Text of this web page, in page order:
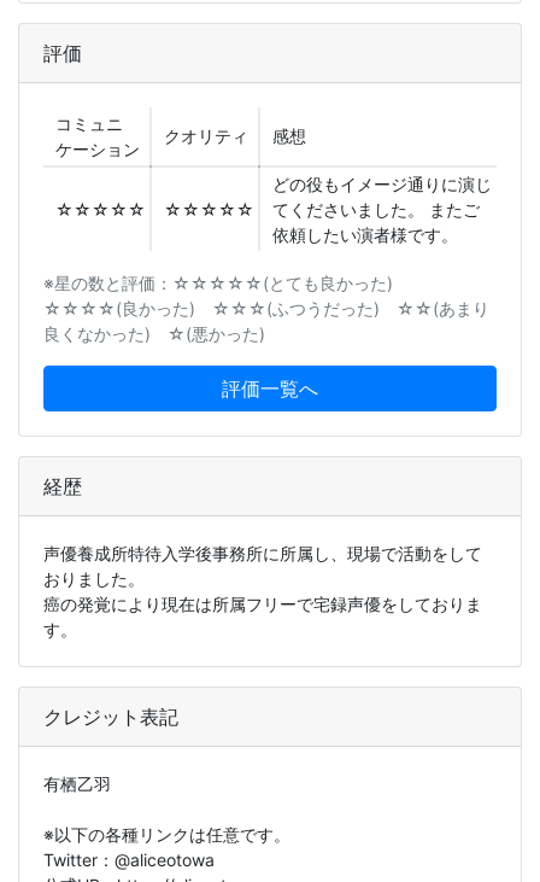
評価
コミュニ
ケーション
クオリティ 感想
☆☆☆☆☆ ☆☆☆☆☆
どの役もイメージ通りに演じ
てくださいました。 またご
依頼したい演者様です。
※星の数と評価：☆☆☆☆☆(とても良かった)
☆☆☆☆(良かった) ☆☆☆(ふつうだった) ☆☆(あまり
良くなかった) ☆(悪かった)
評価一覧へ
経歴
声優養成所特待入学後事務所に所属し、現場で活動をして
おりました。
癌の発覚により現在は所属フリーで宅録声優をしておりま
す。
クレジット表記
有栖乙羽
※以下の各種リンクは任意です。
Twitter：@aliceotowa